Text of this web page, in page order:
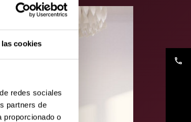
cookies
redes sociales
partners de
proporcionado o
phone